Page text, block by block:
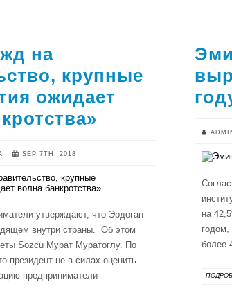
на
крупные
ожидает
SEP 7TH, 2018
утверждают, что Эрдоган
внутри страны. Об этом
Sözcü Мурат Муратоглу. По
президент не в силах оценить
предприниматели
на
годом,
более